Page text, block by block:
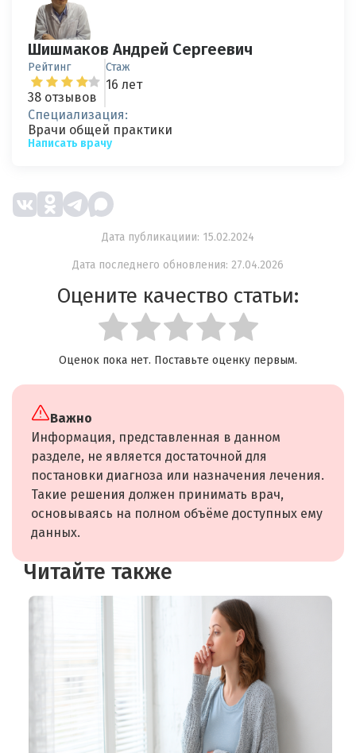
Шишмаков Андрей Сергеевич
Рейтинг
38 отзывов
Стаж
16 лет
Специализация:
Врачи общей практики
Написать врачу
Дата публикациии: 15.02.2024
Дата последнего обновления: 27.04.2026
Оцените качество статьи:
Оценок пока нет. Поставьте оценку первым.
Важно
Информация, представленная в данном
разделе, не является достаточной для
постановки диагноза или назначения лечения.
Такие решения должен принимать врач,
основываясь на полном объёме доступных ему
данных.
Читайте также